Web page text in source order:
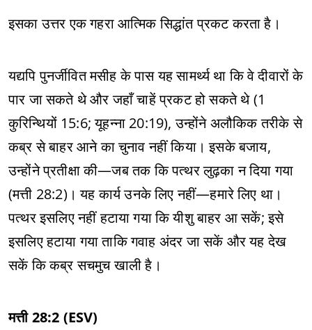
इसका उत्तर एक गहरा आत्मिक सिद्धांत प्रकट करता है।
यद्यपि पुनर्जीवित मसीह के पास यह सामर्थ्य था कि वे दीवारों के
पार जा सकते थे और जहाँ चाहें प्रकट हो सकते थे (1
कुरिन्थियों 15:6; यूहन्ना 20:19), उन्होंने अलौकिक तरीके से
कब्र से बाहर आने का चुनाव नहीं किया। इसके बजाय,
उन्होंने प्रतीक्षा की—जब तक कि पत्थर लुढ़का न दिया गया
(मत्ती 28:2)। यह कार्य उनके लिए नहीं—हमारे लिए था।
पत्थर इसलिए नहीं हटाया गया कि यीशु बाहर आ सकें; इसे
इसलिए हटाया गया ताकि गवाह अंदर जा सकें और यह देख
सकें कि कब्र सचमुच खाली है।
मत्ती 28:2 (ESV)